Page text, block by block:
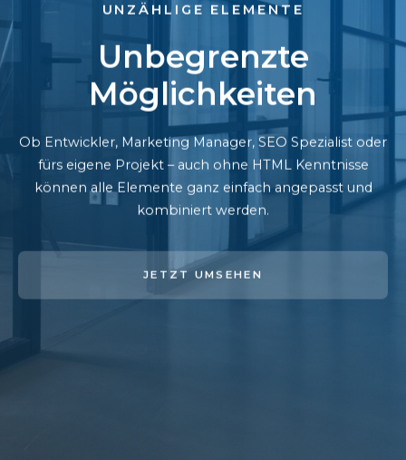
UNZÄHLIGE ELEMENTE
Unbegrenzte
Möglichkeiten
Ob Entwickler, Marketing Manager, SEO Spezialist oder
fürs eigene Projekt – auch ohne HTML Kenntnisse
können alle Elemente ganz einfach angepasst und
kombiniert werden.
JETZT UMSEHEN